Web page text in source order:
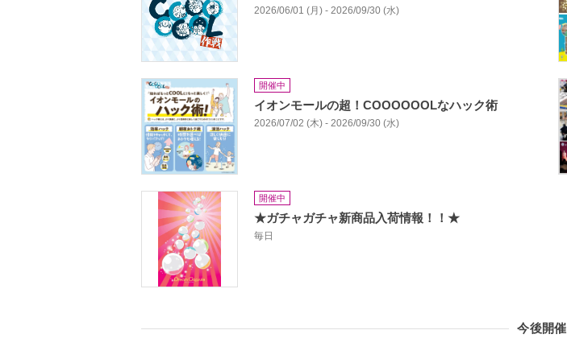
2026/06/01 (月) - 2026/09/30 (水)
開催中
イオンモールの超！COOOOOOLなハック術
2026/07/02 (木) - 2026/09/30 (水)
開催中
★ガチャガチャ新商品入荷情報！！★
毎日
今後開催